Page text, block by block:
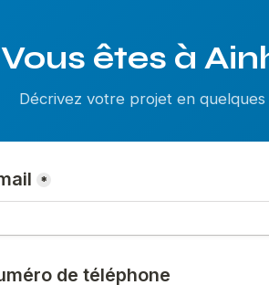
Vous êtes à
Décrivez votre projet en